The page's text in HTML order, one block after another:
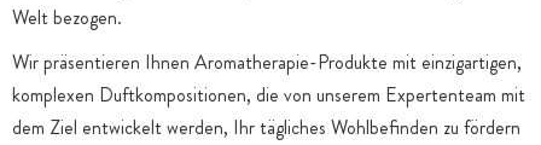
Welt bezogen.
Wir präsentieren Ihnen Aromatherapie-Produkte mit einzigartigen,
komplexen Duftkompositionen, die von unserem Expertenteam mit
dem Ziel entwickelt werden, Ihr tägliches Wohlbefinden zu fördern